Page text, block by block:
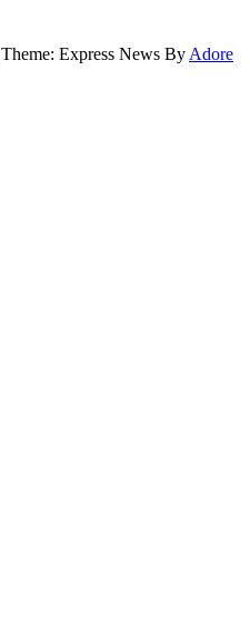
Theme: Express News By Adore